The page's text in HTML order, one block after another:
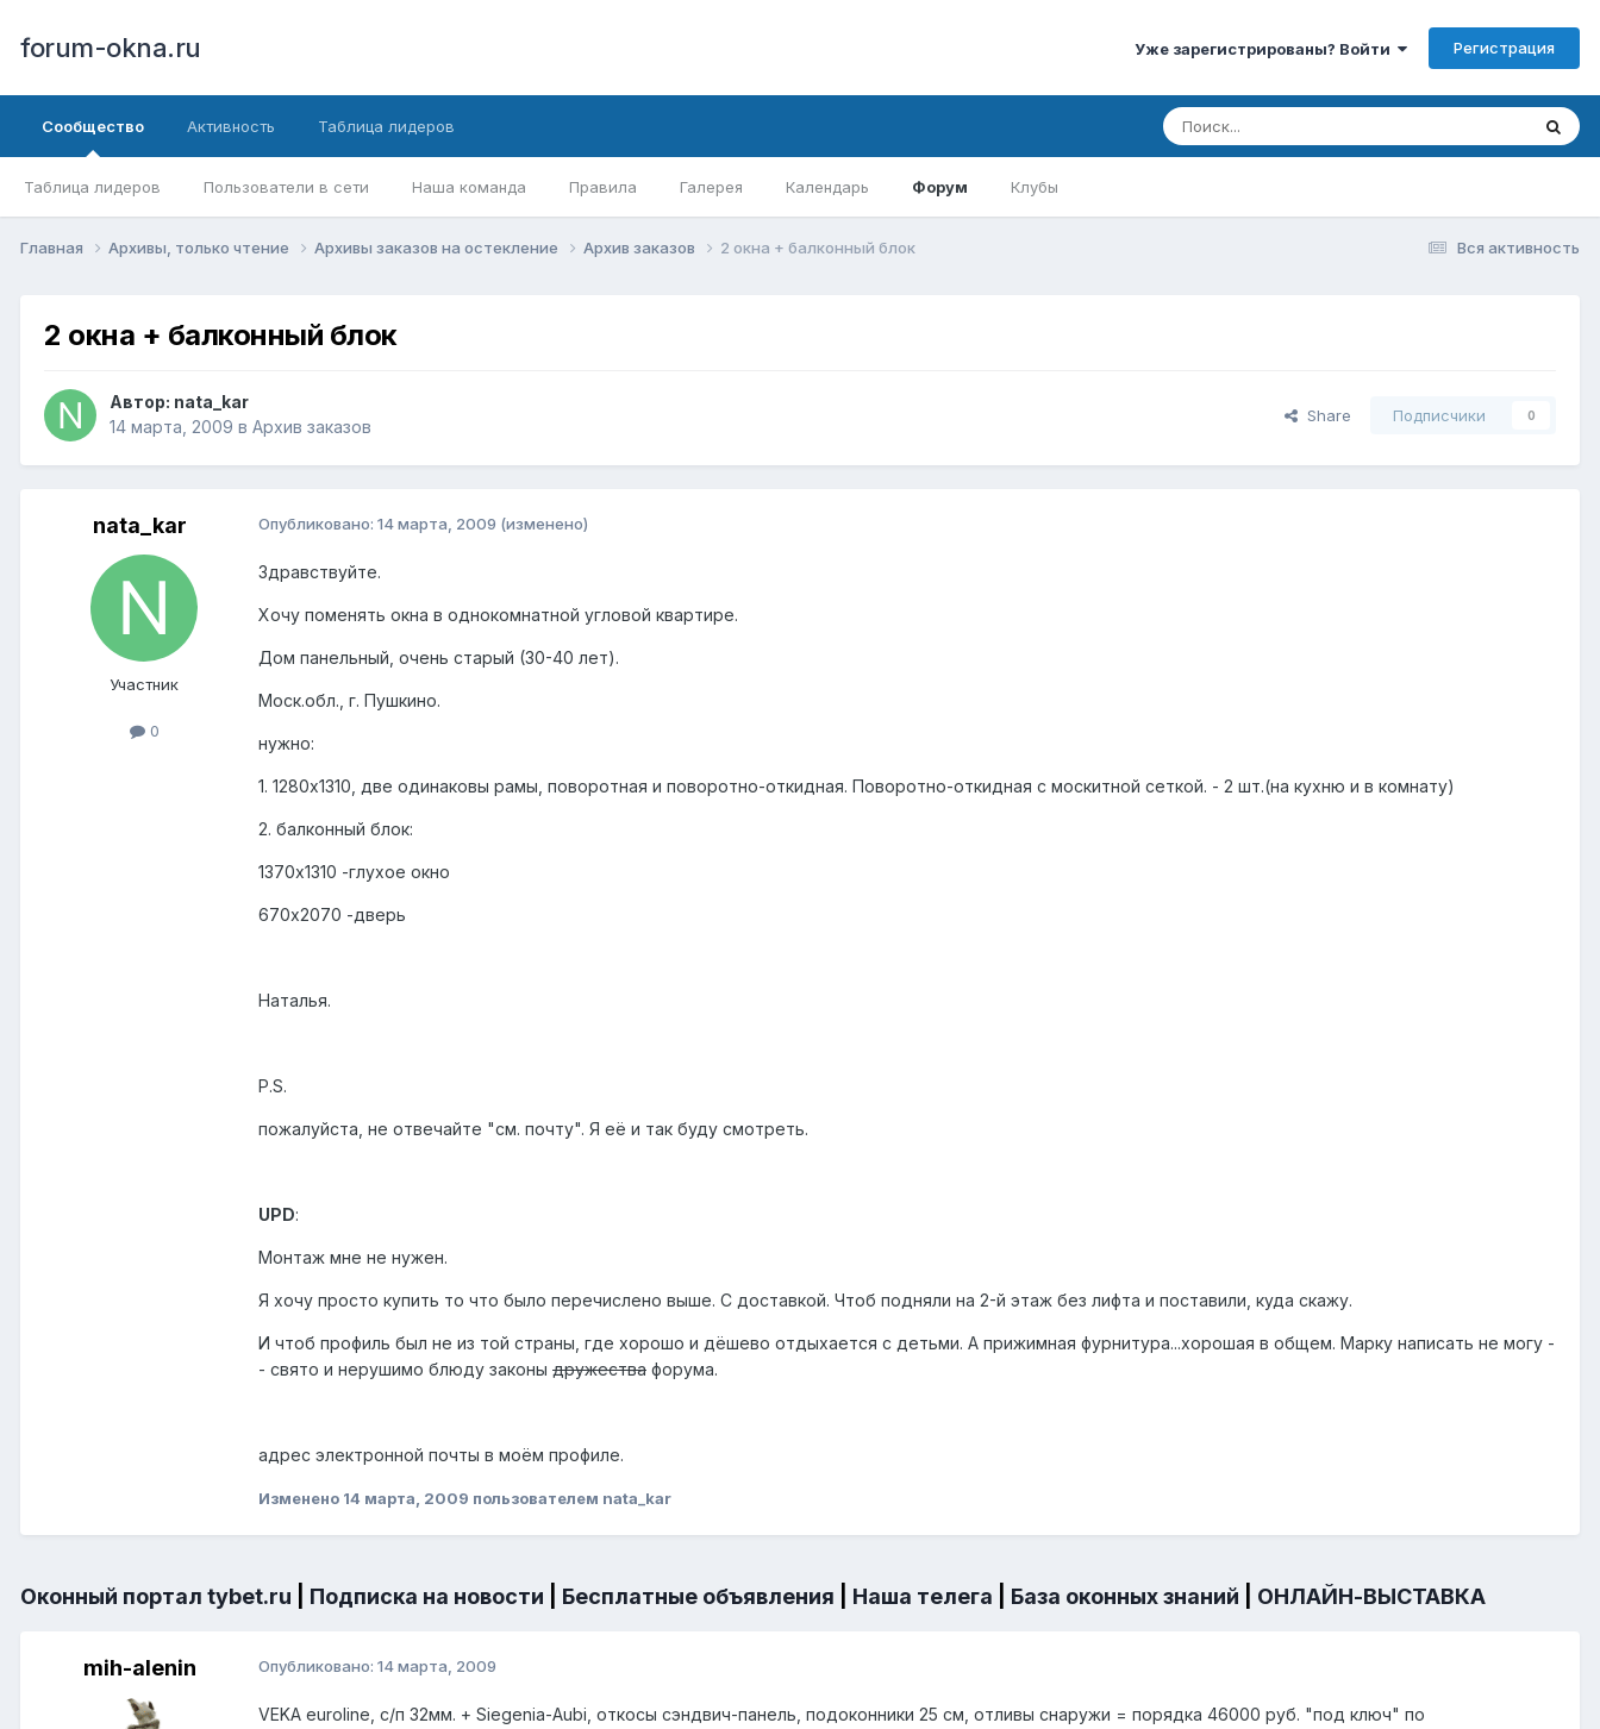
forum-okna.ru Уже зарегистрированы? Войти Регистрация
Сообщество
Таблица лидеров Пользователи в сети Наша команда Правила Галерея Календарь Форум Клубы
Активность Таблица лидеров
Вся активность
Главная Архивы, только чтение Архивы заказов на остекление Архив заказов 2 окна + балконный блок
2 окна + балконный блок
Автор: nata_kar
14 марта, 2009 в Архив заказов
Share Подписчики 0
nata_kar
Участник
0
Опубликовано: 14 марта, 2009 (изменено)
Здравствуйте.
Хочу поменять окна в однокомнатной угловой квартире.
Дом панельный, очень старый (30-40 лет).
Моск.обл., г. Пушкино.
нужно:
1. 1280х1310, две одинаковы рамы, поворотная и поворотно-откидная. Поворотно-откидная с москитной сеткой. - 2 шт.(на кухню и в комнату)
2. балконный блок:
1370х1310 -глухое окно
670х2070 -дверь
Наталья.
P.S.
пожалуйста, не отвечайте "см. почту". Я её и так буду смотреть.
UPD:
Монтаж мне не нужен.
Я хочу просто купить то что было перечислено выше. С доставкой. Чтоб подняли на 2-й этаж без лифта и поставили, куда скажу.
И чтоб профиль был не из той страны, где хорошо и дёшево отдыхается с детьми. А прижимная фурнитура...хорошая в общем. Марку написать не могу -
- свято и нерушимо блюду законы дружества форума.
адрес электронной почты в моём профиле.
Изменено 14 марта, 2009 пользователем nata_kar
Оконный портал tybet.ru Подписка на новости Бесплатные объявления Наша телега База оконных знаний ОНЛАЙН-ВЫСТАВКА
mih-alenin Опубликовано: 14 марта, 2009
VEKA euroline, с/п 32мм. + Siegenia-Aubi, откосы сэндвич-панель, подоконники 25 см, отливы снаружи = порядка 46000 руб. "под ключ" по